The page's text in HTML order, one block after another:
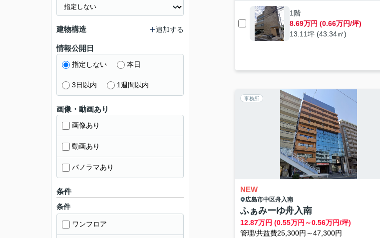
1階
8.69万円 (0.66万円/坪)
13.11坪 (43.34㎡)
事務所
NEW
広島市中区舟入南
ふぁみーゆ舟入南
12.87万円 (0.55万円～0.56万円/坪)
管理/共益費25,300円～47,300円
建物構造 追加する
情報公開日
指定しない 本日
3日以内 1週間以内
画像・動画あり
画像あり
動画あり
パノラマあり
条件
条件
ワンフロア